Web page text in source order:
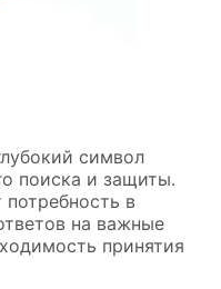
символ
поиска и защиты.
в
на важные
принятия